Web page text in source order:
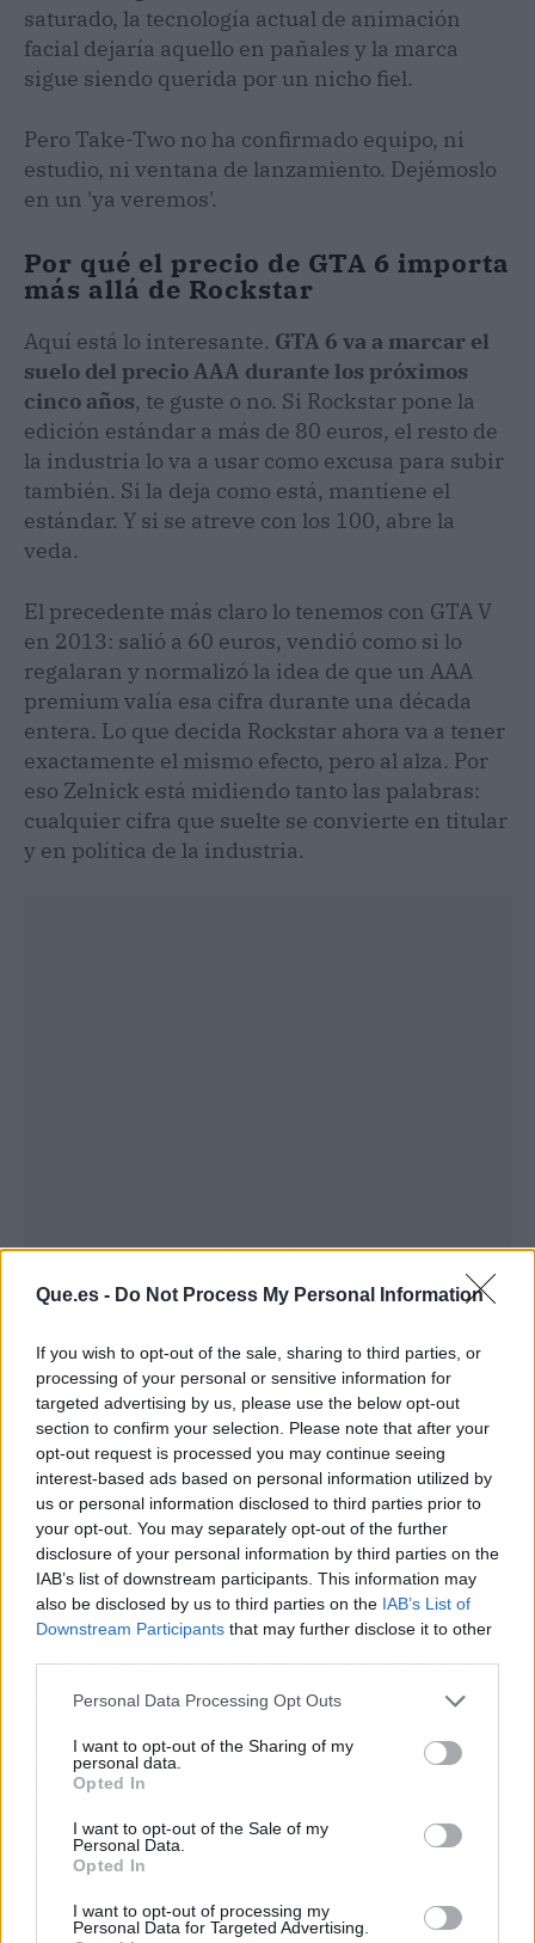
Que.es - Do Not Process My Personal Information
If you wish to opt-out of the sale, sharing to third parties, or
processing of your personal or sensitive information for
targeted advertising by us, please use the below opt-out
section to confirm your selection. Please note that after your
opt-out request is processed you may continue seeing
interest-based ads based on personal information utilized by
us or personal information disclosed to third parties prior to
your opt-out. You may separately opt-out of the further
disclosure of your personal information by third parties on the
IAB’s list of downstream participants. This information may
also be disclosed by us to third parties on the IAB’s List of
Downstream Participants that may further disclose it to other
Personal Data Processing Opt Outs
I want to opt-out of the Sharing of my
personal data.
Opted In
I want to opt-out of the Sale of my
Personal Data.
Opted In
I want to opt-out of processing my
Personal Data for Targeted Advertising.
saturado, la tecnología actual de animación
facial dejaría aquello en pañales y la marca
sigue siendo querida por un nicho fiel.
Pero Take-Two no ha confirmado equipo, ni
estudio, ni ventana de lanzamiento. Dejémoslo
en un 'ya veremos'.
Por qué el precio de GTA 6 importa
más allá de Rockstar
Aquí está lo interesante. GTA 6 va a marcar el
suelo del precio AAA durante los próximos
cinco años, te guste o no. Si Rockstar pone la
edición estándar a más de 80 euros, el resto de
la industria lo va a usar como excusa para subir
también. Si la deja como está, mantiene el
estándar. Y si se atreve con los 100, abre la
veda.
El precedente más claro lo tenemos con GTA V
en 2013: salió a 60 euros, vendió como si lo
regalaran y normalizó la idea de que un AAA
premium valía esa cifra durante una década
entera. Lo que decida Rockstar ahora va a tener
exactamente el mismo efecto, pero al alza. Por
eso Zelnick está midiendo tanto las palabras:
cualquier cifra que suelte se convierte en titular
y en política de la industria.
Publicidad
Mi lectura: lo más probable es que veamos una
edición estándar en 79,99 euros y ediciones
'deluxe' bordeando los 100 con contenido extra
movimiento de 'precio justo' técnicamente
cumplido, mientras la mayoría termina
pagando más. Caos, pero caos del bueno para el
departamento financiero.
La fecha oficial de lanzamiento sigue siendo el
otoño de 2026 según la propiapágina oficial de